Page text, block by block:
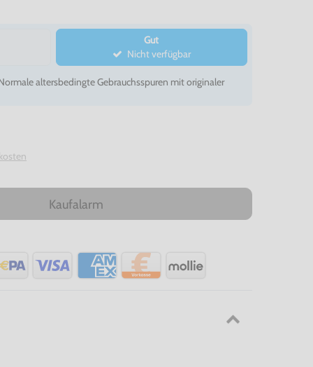
Gut
Nicht verfügbar
altersbedingte Gebrauchsspuren mit originaler
Kaufalarm